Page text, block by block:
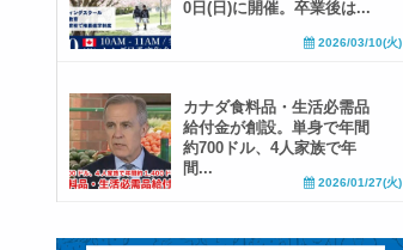
0日(日)に開催。卒業後は...
2026/03/10(火)
カナダ食料品・生活必需品
給付金が創設。単身で年間
約700ドル、4人家族で年
間...
2026/01/27(火)